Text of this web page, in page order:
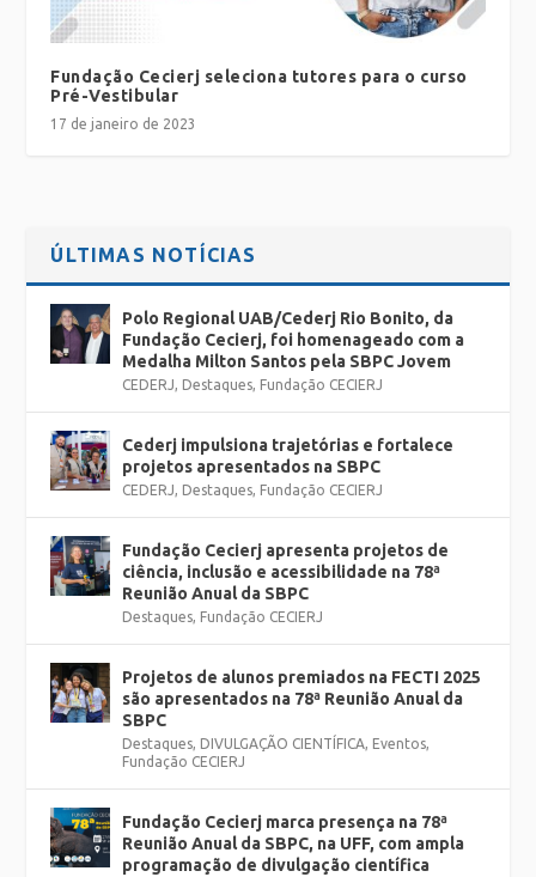
Fundação Cecierj seleciona tutores para o curso
Pré-Vestibular
17 de janeiro de 2023
ÚLTIMAS NOTÍCIAS
Polo Regional UAB/Cederj Rio Bonito, da
Fundação Cecierj, foi homenageado com a
Medalha Milton Santos pela SBPC Jovem
CEDERJ, Destaques, Fundação CECIERJ
Cederj impulsiona trajetórias e fortalece
projetos apresentados na SBPC
CEDERJ, Destaques, Fundação CECIERJ
Fundação Cecierj apresenta projetos de
ciência, inclusão e acessibilidade na 78ª
Reunião Anual da SBPC
Destaques, Fundação CECIERJ
Projetos de alunos premiados na FECTI 2025
são apresentados na 78ª Reunião Anual da
SBPC
Destaques, DIVULGAÇÃO CIENTÍFICA, Eventos,
Fundação CECIERJ
Fundação Cecierj marca presença na 78ª
Reunião Anual da SBPC, na UFF, com ampla
programação de divulgação científica